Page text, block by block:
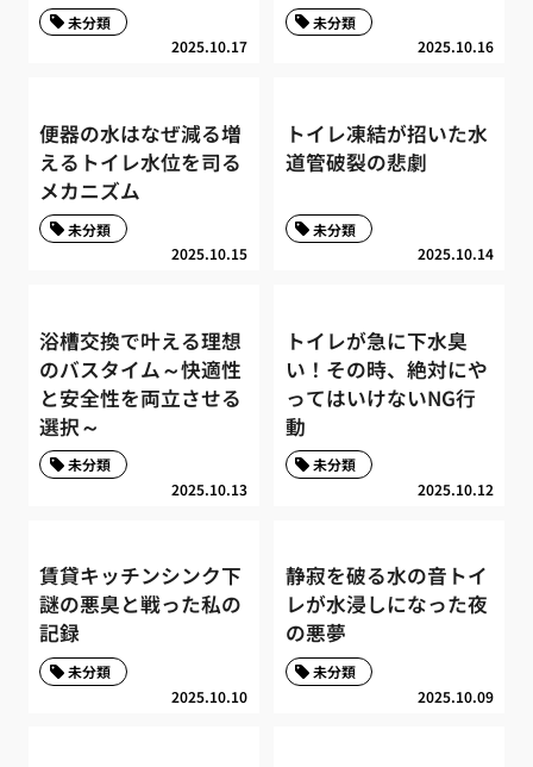
2025.10.17
未分類
2025.10.16
未分類
便器の水はなぜ減る増
えるトイレ水位を司る
メカニズム
2025.10.15
未分類
トイレ凍結が招いた水
道管破裂の悲劇
2025.10.14
未分類
浴槽交換で叶える理想
のバスタイム～快適性
と安全性を両立させる
選択～
2025.10.13
未分類
トイレが急に下水臭
い！その時、絶対にや
ってはいけないNG行
動
2025.10.12
未分類
賃貸キッチンシンク下
謎の悪臭と戦った私の
記録
2025.10.10
未分類
静寂を破る水の音トイ
レが水浸しになった夜
の悪夢
2025.10.09
未分類